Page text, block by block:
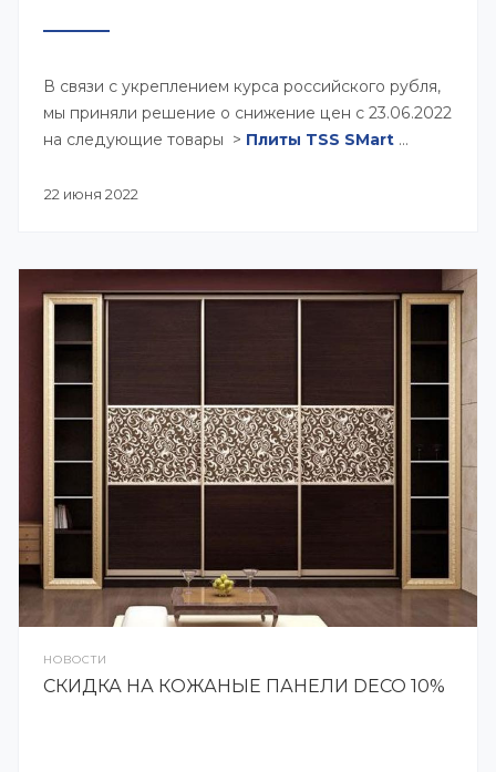
В связи с укреплением курса российского рубля,
мы приняли решение о снижение цен с 23.06.2022
на следующие товары > Плиты TSS SMart ...
22 июня 2022
НОВОСТИ
СКИДКА НА КОЖАНЫЕ ПАНЕЛИ DECO 10%